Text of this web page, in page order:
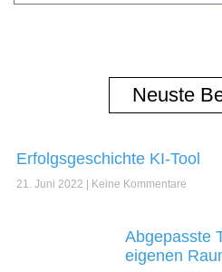
Neuste
Erfolgsgeschichte KI-Tool
21. Juni 2022 Keine Kommentare
Abgepasste
eigenen